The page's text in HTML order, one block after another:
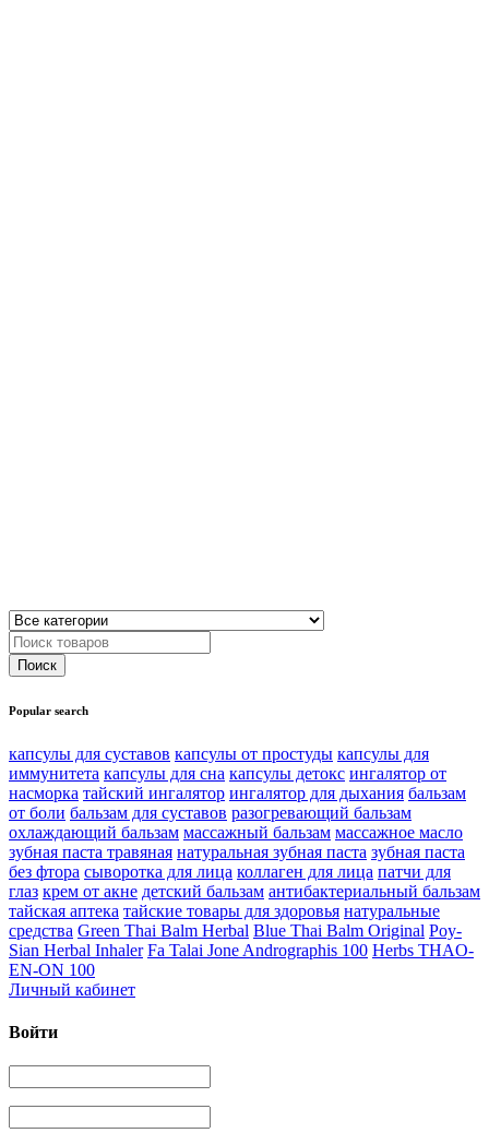
Popular search
капсулы для суставов капсулы от простуды капсулы для
иммунитета капсулы для сна капсулы детокс ингалятор от
насморка тайский ингалятор ингалятор для дыхания бальзам
от боли бальзам для суставов разогревающий бальзам
охлаждающий бальзам массажный бальзам массажное масло
зубная паста травяная натуральная зубная паста зубная паста
без фтора сыворотка для лица коллаген для лица патчи для
глаз крем от акне детский бальзам антибактериальный бальзам
тайская аптека тайские товары для здоровья натуральные
средства Green Thai Balm Herbal Blue Thai Balm Original Poy-
Sian Herbal Inhaler Fa Talai Jone Andrographis 100 Herbs THAO-
EN-ON 100
Личный кабинет
Войти